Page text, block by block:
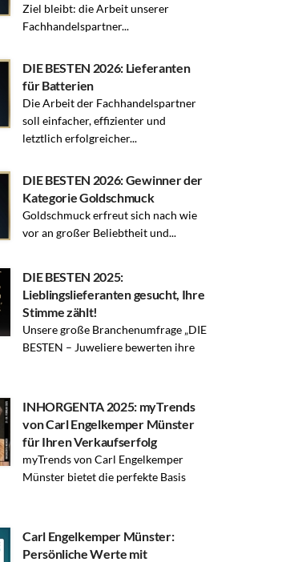
Ziel bleibt: die Arbeit unserer
Fachhandelspartner...
DIE BESTEN 2026: Lieferanten
für Batterien
Die Arbeit der Fachhandelspartner
soll einfacher, effizienter und
letztlich erfolgreicher...
DIE BESTEN 2026: Gewinner der
Kategorie Goldschmuck
Goldschmuck erfreut sich nach wie
vor an großer Beliebtheit und...
DIE BESTEN 2025:
Lieblingslieferanten gesucht, Ihre
Stimme zählt!
Unsere große Branchenumfrage „DIE
BESTEN – Juweliere bewerten ihre
INHORGENTA 2025: myTrends
von Carl Engelkemper Münster
für Ihren Verkaufserfolg
myTrends von Carl Engelkemper
Münster bietet die perfekte Basis
Carl Engelkemper Münster:
Persönliche Werte mit